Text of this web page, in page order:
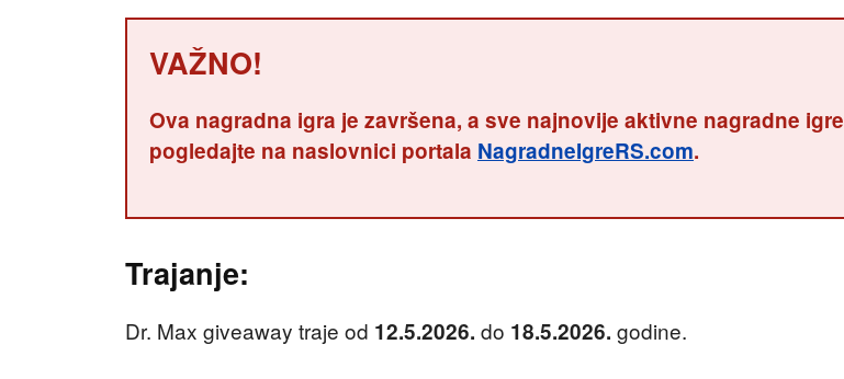
VAŽNO!
Ova nagradna igra je završena, a sve najnovije aktivne nagradne igre
pogledajte na naslovnici portala NagradneIgreRS.com.
Trajanje:
Dr. Max giveaway traje od 12.5.2026. do 18.5.2026. godine.